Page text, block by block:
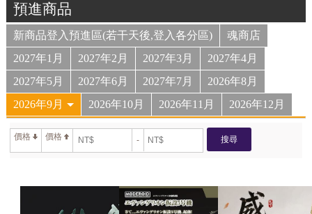
預進商品
新商品登入預進區(若干天後,登入各分區)
魂商店
2027年1月
2027年2月 2027年3月
2027年4月
2027年5月
2027年6月 2027年7月
2026年8月
2026年9月
2026年10月 2026年11月 2026年12月
價格 價格 - 搜尋